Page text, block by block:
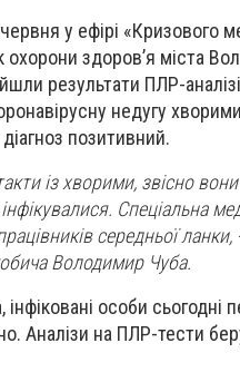
у ефірі «Кризового
охорони здоров’я міста
результати ПЛР-
недугу
діагноз позитивний.
із хворими, звісно
Спеціальна
середньої
Володимир Чуба.
особи сьогодні
Аналізи на ПЛР-тести